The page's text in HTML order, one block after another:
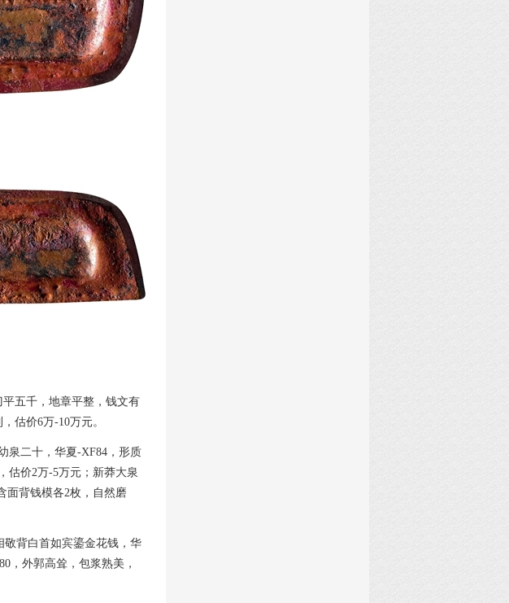
五千，地章平整，钱文有
估价6万-10万元。
泉二十，华夏-XF84，形质
估价2万-5万元；新莽大泉
面背钱模各2枚，自然磨
敬背白首如宾鎏金花钱，华
，外郭高耸，包浆熟美，